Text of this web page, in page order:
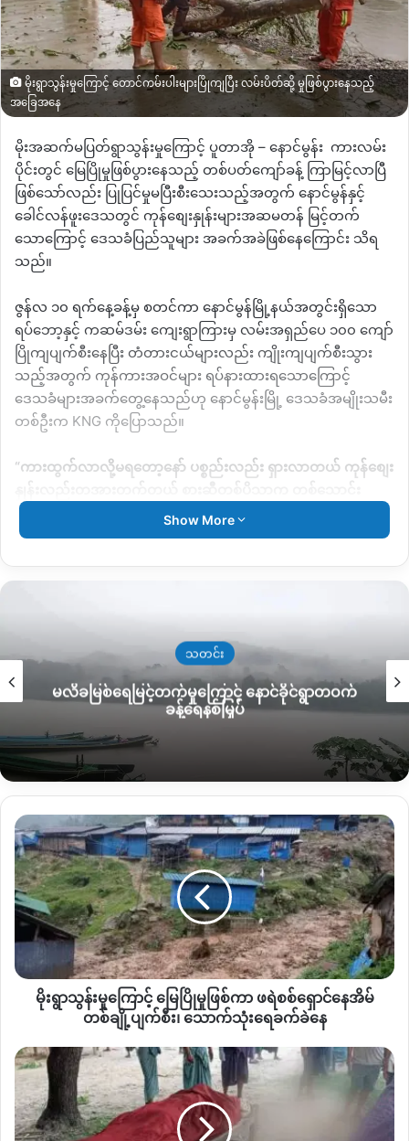
မိုးရွာသွန်းမှုကြောင့် တောင်ကမ်းပါးများပြိုကျပြီး လမ်းပိတ်ဆို့ မှုဖြစ်ပွားနေသည့်
အခြေအနေ
မိုးအဆက်မပြတ်ရွာသွန်းမှုကြောင့် ပူတာအို – နောင်မွန်း ကားလမ်း
ပိုင်းတွင် မြေပြိုမှုဖြစ်ပွားနေသည့် တစ်ပတ်ကျော်ခန့် ကြာမြင့်လာပြီ
ဖြစ်သော်လည်း ပြုပြင်မှုမပြီးစီးသေးသည့်အတွက် နောင်မွန်နှင့်
ခေါင်လန်ဖူးဒေသတွင် ကုန်စျေးနှုန်းများအဆမတန် မြင့်တက်
သောကြောင့် ဒေသခံပြည်သူများ အခက်အခဲဖြစ်နေကြောင်း သိရ
သည်။
ဇွန်လ ၁၀ ရက်နေ့ခန့်မှ စတင်ကာ နောင်မွန်မြို့နယ်အတွင်းရှိသော
ရပ်ဘော့နှင့် ကဆမ်ဒမ်း ကျေးရွာကြားမှ လမ်းအရှည်ပေ ၁၀၀ ကျော်
ပြိုကျပျက်စီးနေပြီး တံတားငယ်များလည်း ကျိုးကျပျက်စီးသွား
သည့်အတွက် ကုန်ကားအဝင်များ ရပ်နားထားရသောကြောင့်
ဒေသခံများအခက်တွေ့နေသည်ဟု နောင်မွန်းမြို့ ဒေသခံအမျိုးသမီး
တစ်ဦးက KNG ကိုပြောသည်။
“ကားထွက်လာလို့မရတော့နော် ပစ္စည်းလည်း ရှားလာတယ် ကုန်စျေး
ကျော်သွားပြီ။ ဆန်ကလည်း ၈သောင်းခွဲ ၊၉ သောင်း တစ်သိန်းနီးပါး
ထိတက်တယ်။ အဲ့တာတောင် အိတ်လျှော့ အိတ်အပြည့်မဟုတ်
ခက်ခဲခဲသွားလာရေကြောင်းနှင့် လက်ရှိတွင် ကုန်ပစ္စည်းများလည်း
ပြတ်တောက်လာသည့်အထိ ကြုံတွေ့နေရကြောင်း ဆက်ဆိုသည်။
အဝင်ကလုံးဝကိုမရှိတာပစ္စည်းကပြတ်တာတော့ပြတ်တယ်။
အရင်က ဆိုင်မှာရောင်းကြတဲ့လက်ကျန်လေးတွေပဲရှိတော့တာ။ဆန်
လည်းပစ္စည်းပြတ်တယ် ဒီမှာဆိုများများစားစားလောင်ဖို့ကမရှိဘူး
လေ အရင်က ၂ထောင်တန်မုန့်က အခု ၃၀၀၀ ပေးဝယ်ရတယ်”ဟု
ယခုကဲ့သို့ ကုန်ကားအဝင်များမရှိတော့သည့်အတွက် ခေါင်လန်ဖူး
ဒေသတွင် ဆန်တစ်အိတ် ၉ သောင်းခွဲမှ တစ်သိန်းလေးသောင်း၊
နောင်မွန်တွင် ၈ သောင်းခွဲမှ တစ်သိန်း ၂ သောင်းအထိ မြင့်တက်နေ
ပြီး စားသုံးဆီ တစ်ပိသာ တစ်သောင်းနှစ်ထောင် အထိမြင့်တက်သွား
ကြောင်း ဒေသခံများထံမှသိရသည်။
အလားတူး ယခင်က ဓာတ်ဆီတစ်ဂါလံ ၁၅၀၀၀ ကျပ်မှ ၂၀၀၀၀
ကျပ် အထိစျေးမြင့်တက်နေကြောင်းသိရသည်။
လက်ရှိတွင် ပူတာအိုနှင့် နောင်မွန်ကြားတွင် လမ်းပျက်စီးနေ
သောကြောင့် ပြုပြင်နေဆဲဖြစ်သည်ဟုသိရသည်။
“လမ်းက ရပ်ဘော့ဒီဘက် ကဆမ်ဒမ်းကနေ တစ်ဖာလုံ၊ ၂ဖာလုံ
Show More
သတင်း
မိုးကြောင့် ကွင်းလမ်းသွားလာရေး ပိုခက်၊ ကုန်တင်
ယာဉ်တွေကို ဆင်၊ ထွန်စက်နဲ့ ဆွဲထုတ်နေရ
မိုးရွာ
သွန်း
မှု
ကြောင့်
မြေ
ပြို
မှု
ကာ
နေအိမ်
တစ်
ပျက်စီး၊
သောက်
မိုးရွာသွန်းမှုကြောင့် မြေပြိုမှုဖြစ်ကာ ဖရဲစစ်ရှောင်နေအိမ်
တစ်ချို့ပျက်စီး၊ သောက်သုံးရေခက်ခဲနေ
ညောင်
ကုန်း
ကျေးရွာ
လေကြောင်း
ပစ်ခတ်